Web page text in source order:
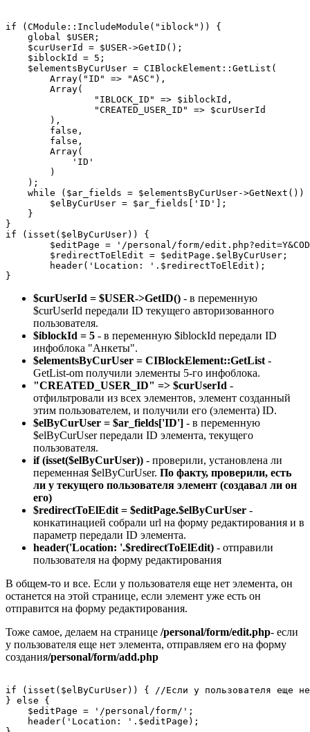
if (CModule::IncludeModule("iblock")) {
    global $USER;
    $curUserId = $USER->GetID();
    $iblockId = 5;
    $elementsByCurUser = CIBlockElement::GetList(
        Array("ID" => "ASC"),
        Array(
        ),
        false,
        false,
        Array(
            'ID'
        )
    );
while ($ar_fields = $elementsByCurUser->GetNext())
        $elByCurUser = $ar_fields['ID'];
    }
}
if (isset($elByCurUser)) {
$editPage = '/personal/form/
        $redirectToElEdit = $editPage.$elByCurUser;
        header('Location: '.$redirectToElEdit);
$curUserId = $USER->GetID() - в переменную
$curUserId передали ID текущего авторизованного
пользователя.
$iblockId = 5 - в переменную $iblockId передали ID
инфоблока "Анкеты".
$elementsByCurUser = CIBlockElement::GetList -
GetList-om получили элементы 5-го инфоблока.
"CREATED_USER_ID" => $curUserId -
отфильтровали из всех элементов, элемент созданный
этим пользователем, и получили его (элемента) ID.
$elByCurUser = $ar_fields['ID'] - в переменную
$elByCurUser передали ID элемента, текущего
пользователя.
if (isset($elByCurUser)) - проверили, установлена ли
переменная $elByCurUser. По факту, проверили, есть
ли у текущего пользователя элемент (создавал ли он
его)
$redirectToElEdit = $editPage.$elByCurUser -
конкатинацией собрали url на форму редактирования и в
параметр передали ID элемента.
header('Location: '.$redirectToElEdit) - отправили
пользователя на форму редактирования
В общем-то и все. Если у пользователя еще нет элемента, он
останется на этой странице, если элемент уже есть он
отправится на форму редактирования.
Тоже самое, делаем на странице /personal/form/edit.php- если
у пользователя еще нет элемента, отправляем его на форму
создания/personal/form/add.php
if (isset($elByCurUser)) { //Если у пользователя еще нет
} else {
    $editPage = '/personal/form/';
    header('Location: '.$editPage);